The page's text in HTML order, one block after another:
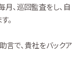
月、巡回監査をし、自
。
言で、貴社をバックア